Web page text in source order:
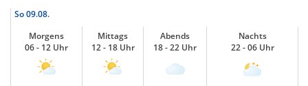
So09.08.
Morgens
06 - 12 Uhr
Mittags
12 - 18 Uhr
Abends
18 - 22 Uhr
Nachts
22 - 06 Uhr